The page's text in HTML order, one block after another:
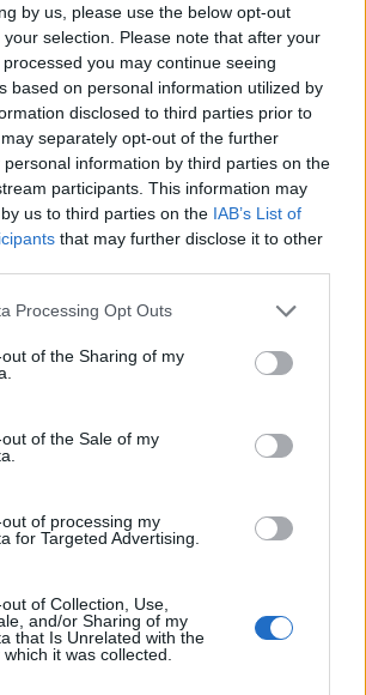
by us, please use the below opt-out
selection. Please note that after your
you may continue seeing
based on personal information utilized by
disclosed to third parties prior to
separately opt-out of the further
information by third parties on the
participants. This information may
us to third parties on the IAB’s List of
that may further disclose it to other
Processing Opt Outs
of the Sharing of my
of the Sale of my
of processing my
for Targeted Advertising.
of Collection, Use,
and/or Sharing of my
that Is Unrelated with the
it was collected.
hasonlóan Erdélyben és a
az ingatlanárak
óta tartó nemzetközi
miatt. Alig három év alatt 20-50
olcsóbbak a lakások - írja a
napilap internetes
az MTI.
a lap. A garzonok ára 25-30 ezer
forint) kezdődik. Nagyváradon 2008
10 százalékos az áresés. A
található városban a lakások ára
a portfolio.hu hírarchívumához
kötött.
tartalmazza:
teljes cikkarchívum